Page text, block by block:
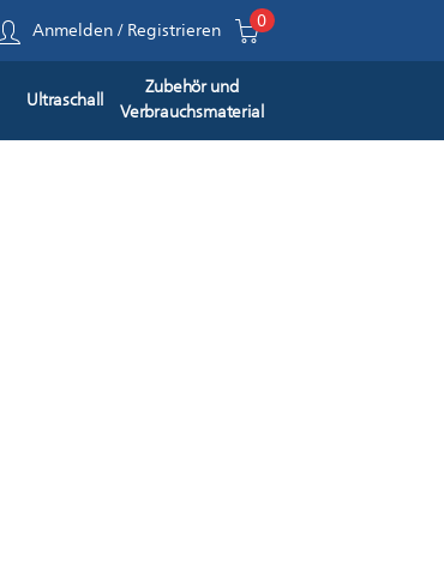
Anmelden/Registrieren
0
Ultraschall
Zubehör und
Verbrauchsmaterial